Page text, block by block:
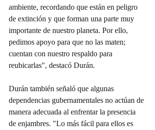
ambiente, recordando que están en peligro
de extinción y que forman una parte muy
importante de nuestro planeta. Por ello,
pedimos apoyo para que no las maten;
cuentan con nuestro respaldo para
reubicarlas", destacó Durán.
Durán también señaló que algunas
dependencias gubernamentales no actúan de
manera adecuada al enfrentar la presencia
de enjambres. "Lo más fácil para ellos es